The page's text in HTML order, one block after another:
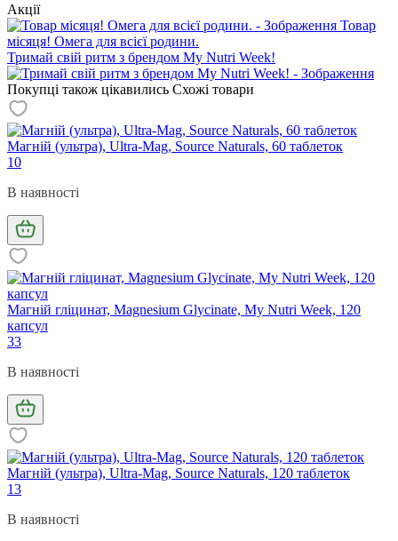
Акції
Товар
місяця! Омега для всієї родини.
Тримай свій ритм з брендом My Nutri Week!
Покупці також цікавились Схожі товари
Магній (ультра), Ultra-Mag, Source Naturals, 60 таблеток
10
В наявності
Магній гліцинат, Magnesium Glycinate, My Nutrі Week, 120
капсул
33
В наявності
Магній (ультра), Ultra-Mag, Source Naturals, 120 таблеток
13
В наявності